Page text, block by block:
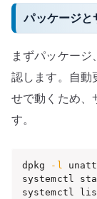
パッケージと
まずパッケー
認します。自
せで動くため、
す。
dpkg -l
systemctl
systemctl